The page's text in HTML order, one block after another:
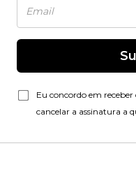
Eu concordo em
cancelar a assinatura a